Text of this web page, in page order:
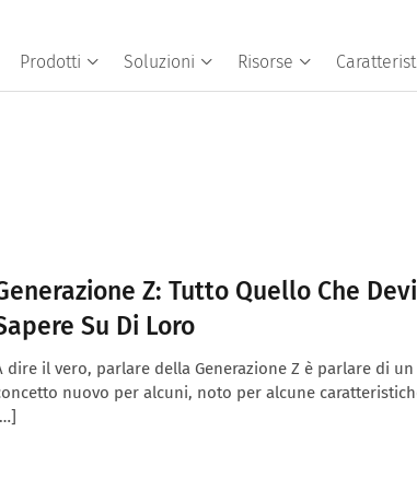
Prodotti Soluzioni Risorse
Z: Tutto Quello Che Devi
Su Di Loro
dire il vero, parlare della Generazione Z è parlare di un
nuovo per alcuni, noto per alcune